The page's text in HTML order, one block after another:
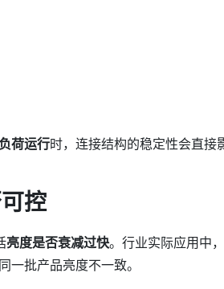
荷运行时，连接结构的稳定性会直接
控
亮度是否衰减过快。行业实际应用中
一批产品亮度不一致。